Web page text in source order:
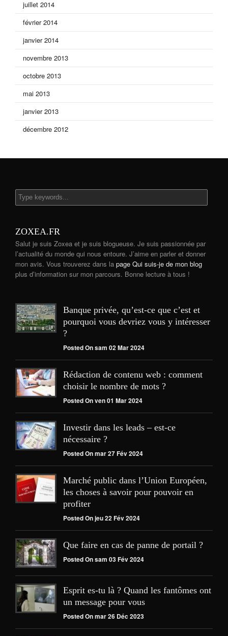
juillet 2014
février 2014
janvier 2014
novembre 2013
octobre 2013
mai 2013
janvier 2013
décembre 2012
ZOXEA.FR
Salut je suis Zoxea et je suis blogueuse. Je suis passionnée par
l’actualité du monde qui nous entoure. J’aime en parler et donner
mon avis. Vous trouverez dans la page Qui suis-je de mon blog
plus d’information sur mon parcours. Bonne lecture à tous !
Banque privée, qu’est-ce que c’est et
pourquoi vous devriez vous y intéresser
?
Posted On sam 02 Mar 2024
Rédaction de contenu web : comment
choisir le nombre de mots ?
Posted On ven 01 Mar 2024
Investir dans les leads – est-ce
nécessaire ?
Posted On mar 27 Fév 2024
Marché public dans l’Union Européen,
les choses à savoir pour pouvoir en
profiter
Posted On jeu 22 Fév 2024
Que faire en cas de panne de portail ?
Posted On sam 03 Fév 2024
Esprit es-tu là ? Quand les fantômes ont
un message pour vous
Posted On mar 26 Déc 2023